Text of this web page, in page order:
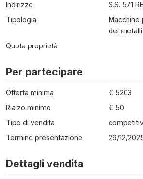
Indirizzo
S.S. 571
Tipologia
Macchine
dei metalli
Quota proprietà
Per partecipare
Offerta minima
€ 5203
Rialzo minimo
€ 50
Tipo di vendita
Termine presentazione
29/12/
Dettagli vendita